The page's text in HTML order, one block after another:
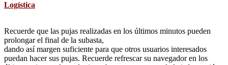
Logística
Recuerde que las pujas realizadas en los últimos minutos pueden
prolongar el final de la subasta,
dando así margen suficiente para que otros usuarios interesados
puedan hacer sus pujas. Recuerde refrescar su navegador en los